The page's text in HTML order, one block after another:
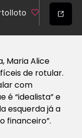
Maria Alice
de rotular.
com
é “idealista” e
esquerda já a
financeiro”.